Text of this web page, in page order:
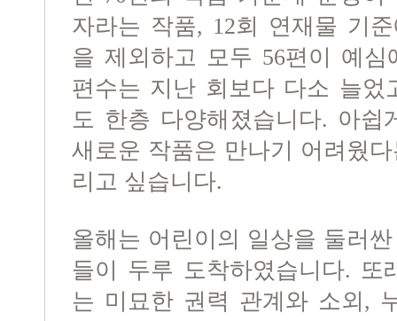
자라는 작품, 12회 연재물 기
을 제외하고 모두 56편이 예
편수는 지난 회보다 다소 늘었
도 한층 다양해졌습니다. 아쉽
새로운 작품은 만나기 어려웠
리고 싶습니다.
올해는 어린이의 일상을 둘러
들이 두루 도착하였습니다. 또
는 미묘한 권력 관계와 소외,